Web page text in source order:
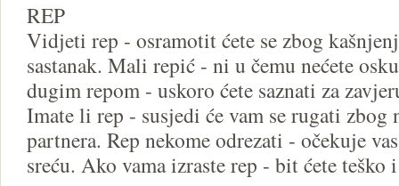
REP
Vidjeti rep - osramotit ćete se zbog
sastanak. Mali repić - ni u čemu nećete
dugim repom - uskoro ćete saznati za
Imate li rep - susjedi će vam se rugati zbog
partnera. Rep nekome odrezati - očekuje
sreću. Ako vama izraste rep - bit ćete teško